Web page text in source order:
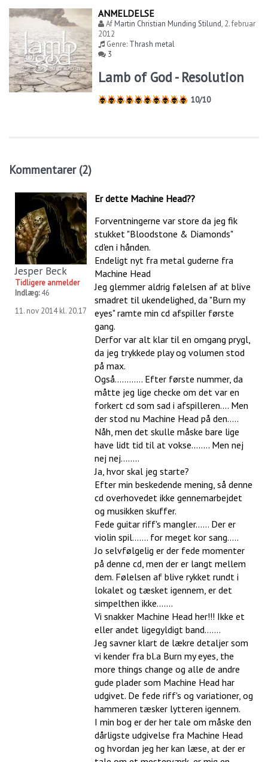
ANMELDELSE
AfMartin Christian Munding Stilund, 2. februar
2012
Genre: Thrash metal
3
Lamb of God - Resolution
10/10
Kommentarer (2)
Jesper Beck
Tidligere anmelder
Indlæg:46
11. nov 2014 kl. 20.17
Er dette Machine Head??
Forventningerne var store da jeg fik
stukket "Bloodstone & Diamonds"
cd'en i hånden.
Endeligt nyt fra metal guderne fra
Machine Head
Jeg glemmer aldrig følelsen af at blive
smadret til ukendelighed, da "Burn my
eyes" ramte min cd afspiller første
gang.
Derfor var alt klar til en omgang prygl,
da jeg trykkede play og volumen stod
på max.
Også............ Efter første nummer, da
måtte jeg lige checke om det var en
forkert cd som sad i afspilleren.... Men
der stod nu Machine Head på den.....
Nåh, men det skulle måske bare lige
have lidt tid til at vokse........ Men nej
nej nej........
Ja, hvor skal jeg starte?
Efter min beskedende mening, så denne
cd overhovedet ikke gennemarbejdet
og musikken skuffer.
Fede guitar riff's mangler...... Der er
violin spil....... for meget kor sang.....
Jo selvfølgelig er der fede momenter
på denne cd, men der er langt mellem
dem. Følelsen af blive rykket rundt i
lokalet og tæsket igennem, er det
simpelthen ikke.......
Vi snakker Machine Head her!!! Ikke et
eller andet ligegyldigt band.......
Jeg savner klart de lækre detaljer som
vi kender fra bl.a Burn my eyes, the
more things change og alle de andre
gude plader som Machine Head har
udgivet. De fede riff's og variationer, og
hammeren tæsker lytteren igennem.
I min bog er der her tale om måske den
dårligste udgivelse fra Machine Head
og hvordan jeg her kan læse, at der er